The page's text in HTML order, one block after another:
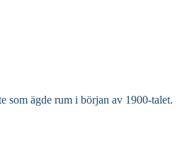
som ägde rum i början av 1900-talet.